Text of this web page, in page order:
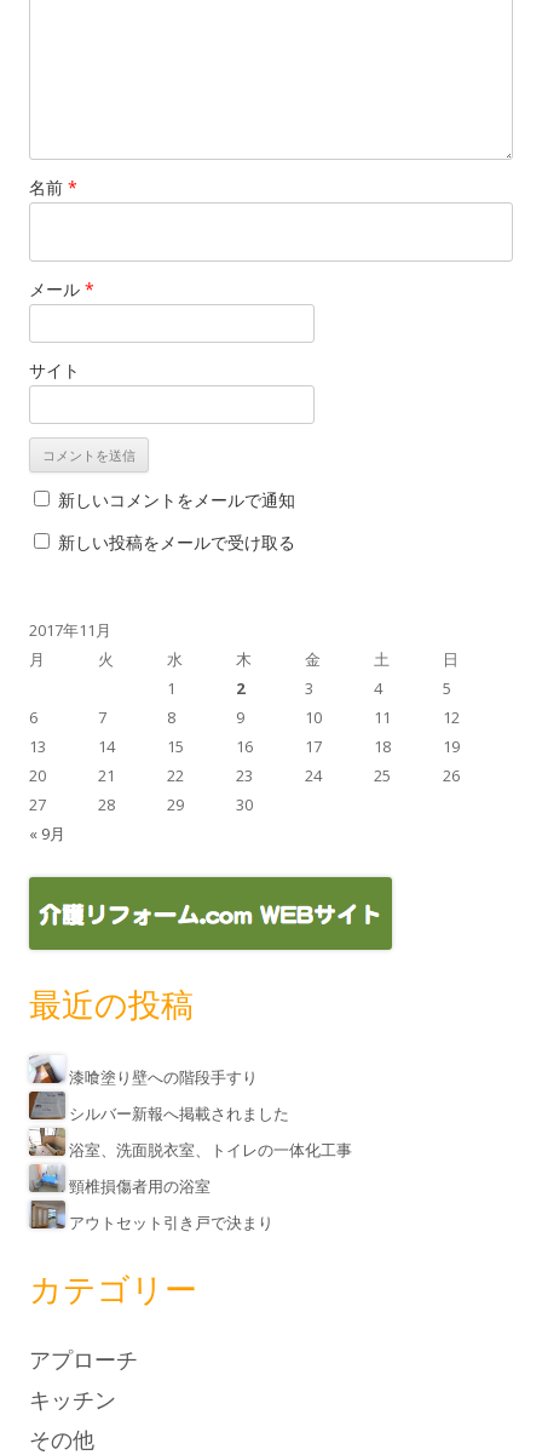
名前 *
メール *
サイト
新しいコメントをメールで通知
新しい投稿をメールで受け取る
2017年11月
月
火 水 木 金 土 日
« 9月
1 2 3 4
5
6
7 8 9 10 11
12
13
14 15 16 17 18
19
20
21 22 23 24 25
26
27
28 29 30
最近の投稿
漆喰塗り壁への階段手すり
シルバー新報へ掲載されました
浴室、洗面脱衣室、トイレの一体化工事
頸椎損傷者用の浴室
アウトセット引き戸で決まり
カテゴリー
アプローチ
キッチン
その他